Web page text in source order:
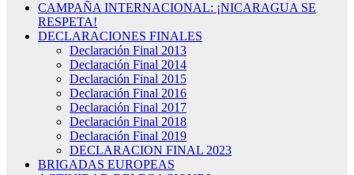
CAMPAÑA INTERNACIONAL: ¡NICARAGUA SE
RESPETA!
DECLARACIONES FINALES
Declaración Final 2013
Declaración Final 2014
Declaración Final 2015
Declaración Final 2016
Declaración Final 2017
Declaración Final 2018
Declaración Final 2019
DECLARACION FINAL 2023
BRIGADAS EUROPEAS